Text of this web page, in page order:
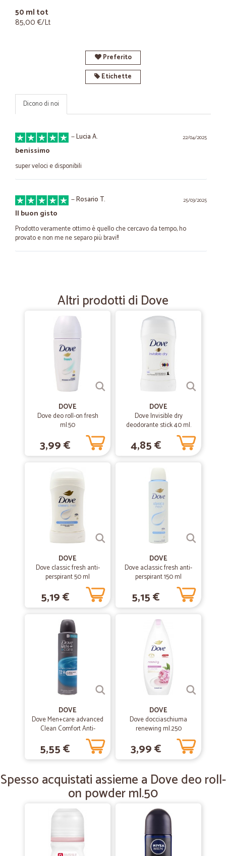
50 ml tot
85,00 €/Lt
Preferito
Etichette
Dicono di noi
22/04/2025
—Lucia A.
benissimo
super veloci e disponibili
25/03/2025
—Rosario T.
Il buon gisto
Prodotto veramente ottimo è quello che cercavo da tempo, ho
provato e non me ne separo più bravi!!
Attenzione faccio questo ordine 1 volta anno ma la latta che arriva è
sempre ammaccata . grazie
Puntuali ed efficienti!
Puntuali ed efficienti! I prodotti sono arrivati integri e per tempo!
Continuerò a fare acquisti!!
—Nadia S.
Incredibilmente veloci!
Incredibilmente veloci!
—Alessandra B.
Soddisfatta del servizio
Soddisfatta del servizio
16/04/2020
—Jolanda P.
Anche se ho dovuto aspettare la mezzanotte per ordinare e bisogna
pagare solo con bonifico o carta PayPal e non in contrassegno (
entrambe cose dovute comunque alla situazione attuale ) sono
rimasta soddisfatta. Puntuali e corretti per ogni prodotto.
—
Lo consiglierei ad un amico
Prezzi buoni. Tempo di consegna buono. Vasta scelta di prodotti.
27/01/2020
—Gianluca C.
Esperienza Positiva
Servizio rapido ed efficente. Acquisterò nuovamente.
16/12/2019
Rosita S.
Servizio eccellente puntuale e cura nell’imballaggio.
Altri prodotti di Dove
DOVE
Dove deo roll-on fresh
ml.50
3,99 €
DOVE
Dove Invisible dry
deodorante stick 40 ml.
4,85 €
DOVE
Dove classic fresh anti-
perspirant 50 ml
5,19 €
DOVE
Dove aclassic fresh anti-
perspirant 150 ml
5,15 €
DOVE
Dove Men+care advanced
Clean Comfort Anti-
Perspirant 150 ml
5,55 €
DOVE
Dove docciaschiuma
renewing ml.250
3,99 €
Spesso acquistati assieme a Dove deo roll-
on powder ml.50